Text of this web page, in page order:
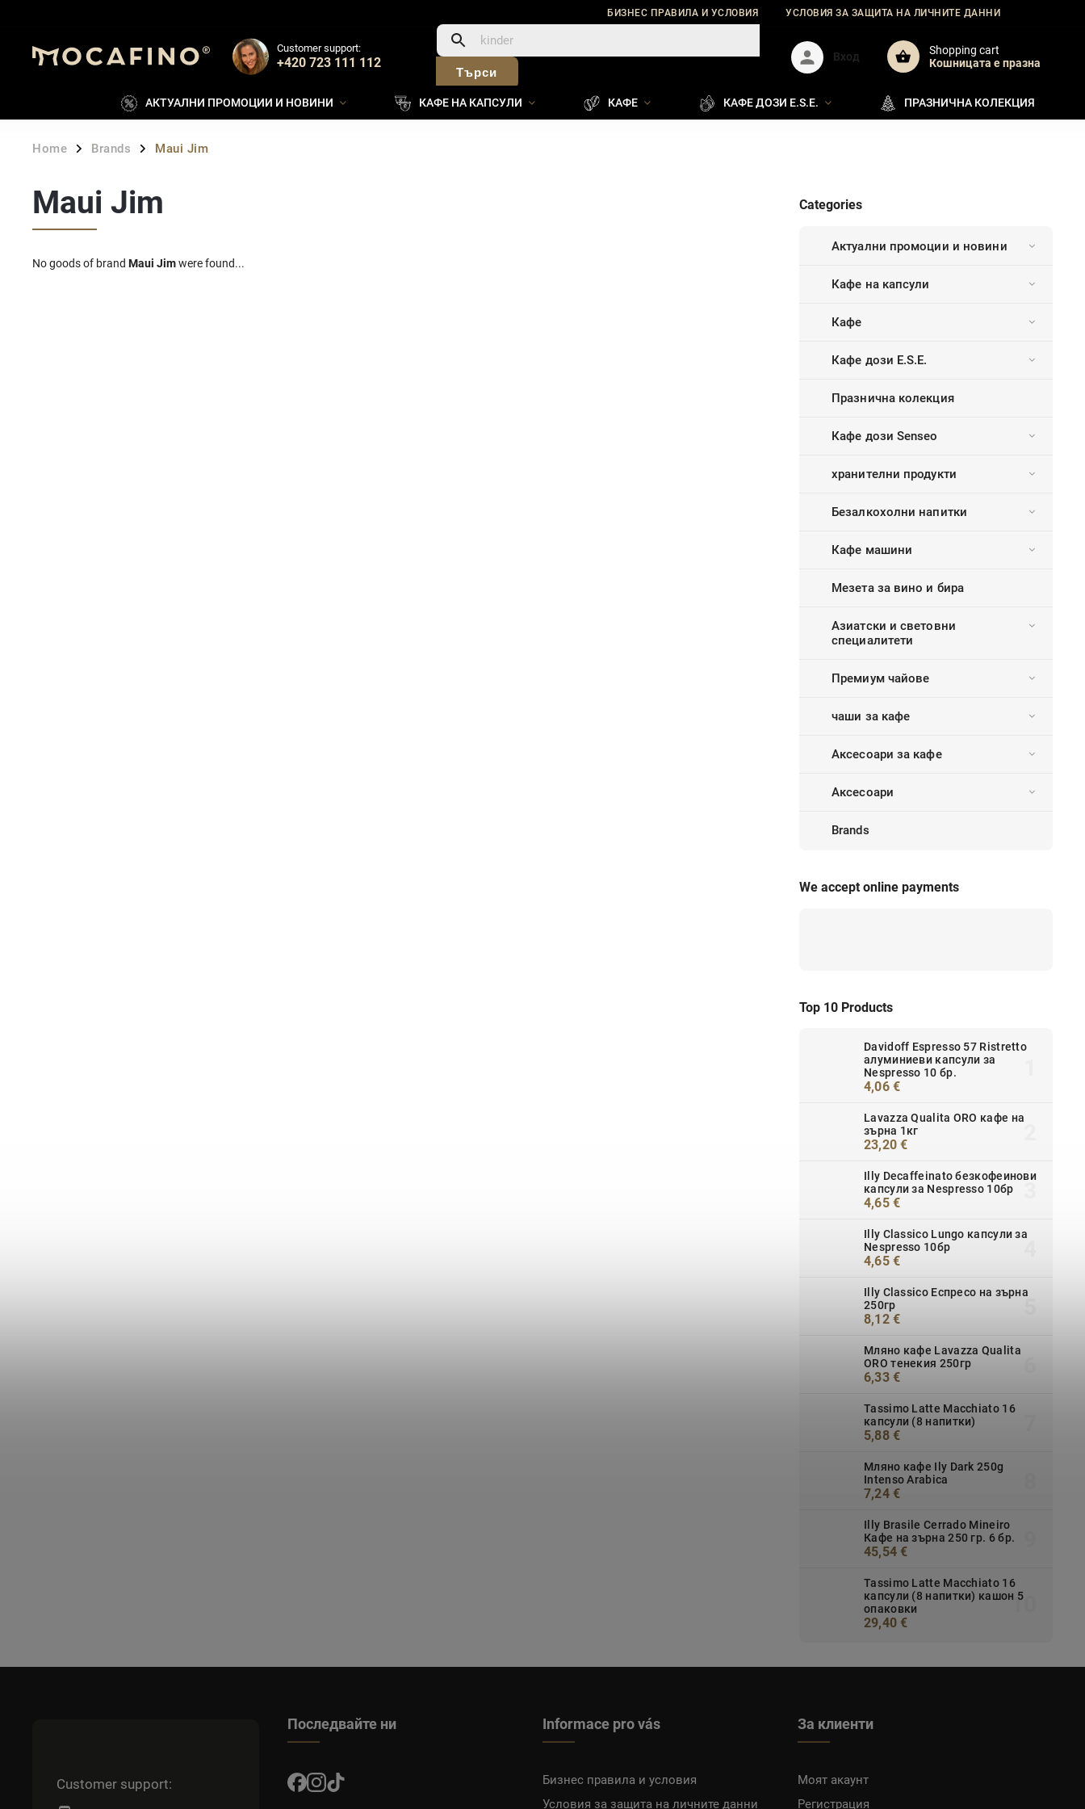
БИЗНЕС ПРАВИЛА И УСЛОВИЯ УСЛОВИЯ ЗА ЗАЩИТА НА ЛИЧНИТЕ ДАННИ
Customer support:
+420 723 111 112
Търси
Shopping cart
Кошницата e празна
Вход
АКТУАЛНИ ПРОМОЦИИ И НОВИНИ КАФЕ НА КАПСУЛИ КАФЕ КАФЕ ДОЗИ E.S.E. ПРАЗНИЧНА КОЛЕКЦИЯ
Home / Brands / Maui Jim
Categories
Актуални промоции и новини
Кафе на капсули
Кафе
Кафе дози E.S.E.
Празнична колекция
Кафе дози Senseo
хранителни продукти
Безалкохолни напитки
Кафе машини
Мезета за вино и бира
Азиатски и световни
специалитети
Премиум чайове
чаши за кафе
Аксесоари за кафе
Аксесоари
Brands
We accept online payments
Top 10 Products
Davidoff Espresso 57 Ristretto
алуминиеви капсули за
Nespresso 10 бр.
4,06 €
Lavazza Qualita ORO кафе на
зърна 1кг
23,20 €
Illy Decaffeinato безкофеинови
капсули за Nespresso 10бр
4,65 €
Illy Classico Lungo капсули за
Nespresso 10бр
4,65 €
Illy Classico Еспресо на зърна
250гр
8,12 €
Мляно кафе Lavazza Qualita
ORO тенекия 250гр
6,33 €
Tassimo Latte Macchiato 16
капсули (8 напитки)
5,88 €
Мляно кафе Ily Dark 250g
Intenso Arabica
7,24 €
Illy Brasile Cerrado Mineiro
Кафе на зърна 250 гр. 6 бр.
45,54 €
Tassimo Latte Macchiato 16
капсули (8 напитки) кашон 5
опаковки
29,40 €
Maui Jim
No goods of brand Maui Jimwere found...
Customer support:
Последвайте ни Informace pro vás
Бизнес правила и условия
Условия за защита на личните данни
За клиенти
Моят акаунт
Регистрация